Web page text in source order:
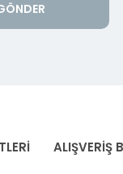
ALIŞVERİŞ